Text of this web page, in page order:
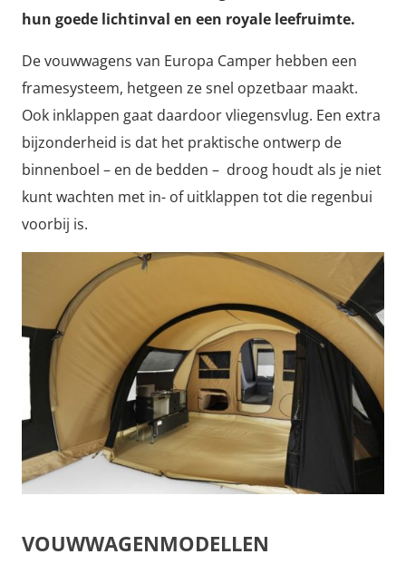
hun goede lichtinval en een royale leefruimte.
De vouwwagens van Europa Camper hebben een
framesysteem, hetgeen ze snel opzetbaar maakt.
Ook inklappen gaat daardoor vliegensvlug. Een extra
bijzonderheid is dat het praktische ontwerp de
binnenboel – en de bedden – droog houdt als je niet
kunt wachten met in- of uitklappen tot die regenbui
voorbij is.
VOUWWAGENMODELLEN